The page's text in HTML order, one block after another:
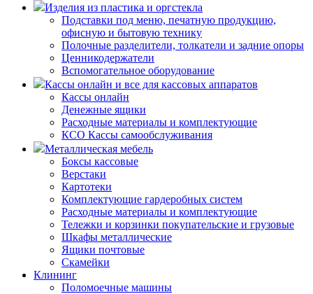
Изделия из пластика и оргстекла
Подставки под меню, печатную продукцию,
офисную и бытовую технику
Полочные разделители, толкатели и задние опоры
Ценникодержатели
Вспомогательное оборудование
Кассы онлайн и все для кассовых аппаратов
Кассы онлайн
Денежные ящики
Расходные материалы и комплектующие
КСО Кассы самообслуживания
Металлическая мебель
Боксы кассовые
Верстаки
Картотеки
Комплектующие гардеробных систем
Расходные материалы и комплектующие
Тележки и корзинки покупательские и грузовые
Шкафы металлические
Ящики почтовые
Скамейки
Клининг
Поломоечные машины